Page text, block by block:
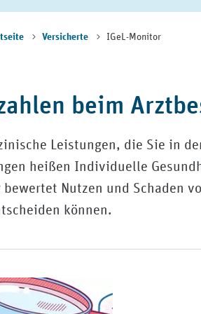
Versicherte IGeL-Monitor
beim
Leistungen, die Sie in
heißen Individuelle
bewertet Nutzen und Schaden
können.